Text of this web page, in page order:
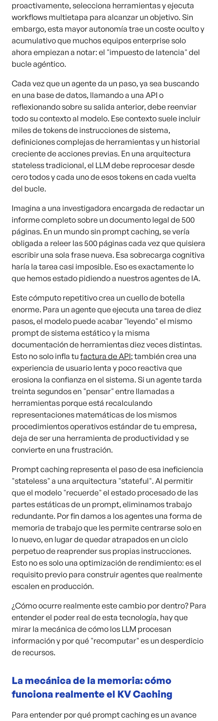
proactivamente, selecciona herramientas y ejecuta
workflows multietapa para alcanzar un objetivo. Sin
embargo, esta mayor autonomía trae un coste oculto y
acumulativo que muchos equipos enterprise solo
ahora empiezan a notar: el "impuesto de latencia" del
bucle agéntico.
Cada vez que un agente da un paso, ya sea buscando
en una base de datos, llamando a una API o
reflexionando sobre su salida anterior, debe reenviar
todo su contexto al modelo. Ese contexto suele incluir
miles de tokens de instrucciones de sistema,
definiciones complejas de herramientas y un historial
creciente de acciones previas. En una arquitectura
stateless tradicional, el LLM debe reprocesar desde
cero todos y cada uno de esos tokens en cada vuelta
del bucle.
Imagina a una investigadora encargada de redactar un
informe completo sobre un documento legal de 500
páginas. En un mundo sin prompt caching, se vería
obligada a releer las 500 páginas cada vez que quisiera
escribir una sola frase nueva. Esa sobrecarga cognitiva
haría la tarea casi imposible. Eso es exactamente lo
que hemos estado pidiendo a nuestros agentes de IA.
Este cómputo repetitivo crea un cuello de botella
enorme. Para un agente que ejecuta una tarea de diez
pasos, el modelo puede acabar "leyendo" el mismo
prompt de sistema estático y la misma
documentación de herramientas diez veces distintas.
Esto no solo infla tu factura de API; también crea una
experiencia de usuario lenta y poco reactiva que
erosiona la confianza en el sistema. Si un agente tarda
treinta segundos en "pensar" entre llamadas a
herramientas porque está recalculando
representaciones matemáticas de los mismos
procedimientos operativos estándar de tu empresa,
deja de ser una herramienta de productividad y se
convierte en una frustración.
Prompt caching representa el paso de esa ineficiencia
"stateless" a una arquitectura "stateful". Al permitir
que el modelo "recuerde" el estado procesado de las
partes estáticas de un prompt, eliminamos trabajo
redundante. Por fin damos a los agentes una forma de
memoria de trabajo que les permite centrarse solo en
lo nuevo, en lugar de quedar atrapados en un ciclo
perpetuo de reaprender sus propias instrucciones.
Esto no es solo una optimización de rendimiento: es el
requisito previo para construir agentes que realmente
escalen en producción.
¿Cómo ocurre realmente este cambio por dentro? Para
entender el poder real de esta tecnología, hay que
mirar la mecánica de cómo los LLM procesan
información y por qué "recomputar" es un desperdicio
de recursos.
La mecánica de la memoria: cómo
funciona realmente el KV Caching
Para entender por qué prompt caching es un avance